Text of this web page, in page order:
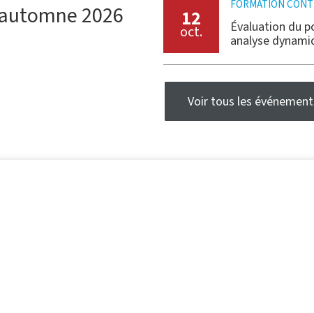
2026
12
oct.
FORMATION
Évaluation du
analyse
Voir tous les